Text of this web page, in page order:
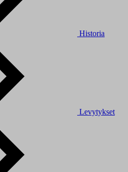
Historia
Levytykset